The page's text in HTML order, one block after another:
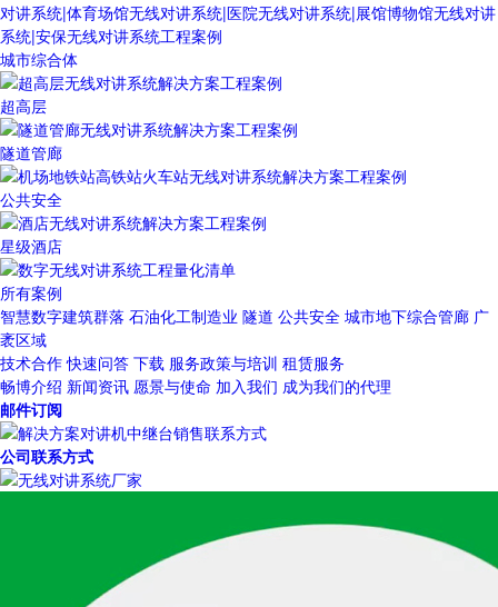
城市综合体
超高层
隧道管廊
公共安全
星级酒店
所有案例
智慧数字建筑群落 石油化工制造业 隧道 公共安全 城市地下综合管廊 广
袤区域
技术合作 快速问答 下载 服务政策与培训 租赁服务
畅博介绍 新闻资讯 愿景与使命 加入我们 成为我们的代理
邮件订阅
公司联系方式